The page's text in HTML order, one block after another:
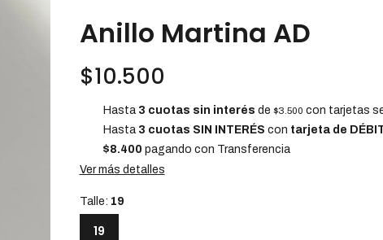
Anillo Martina AD
$10.500
Hasta 3 cuotas sin interés de $3.500 con tarjetas
Hasta 3 cuotas SIN INTERÉS con tarjeta de
$8.400 pagando con Transferencia
Ver más detalles
Talle: 19
19